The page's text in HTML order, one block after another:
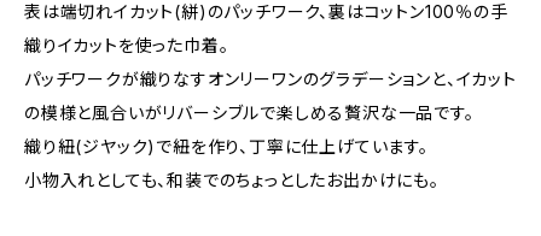
表は端切れイカット(絣)のパッチワーク、裏はコットン100％の手
織りイカットを使った巾着。
パッチワークが織りなすオンリーワンのグラデーションと、イカット
の模様と風合いがリバーシブルで楽しめる贅沢な一品です。
織り紐(ジヤック)で紐を作り、丁寧に仕上げています。
小物入れとしても、和装でのちょっとしたお出かけにも。